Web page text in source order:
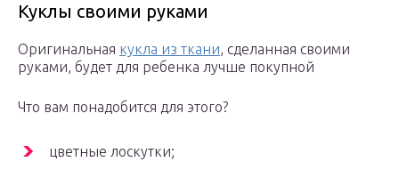
Куклы своими руками
Оригинальная кукла из ткани, сделанная своими
руками, будет для ребенка лучше покупной
Что вам понадобится для этого?
цветные лоскутки;